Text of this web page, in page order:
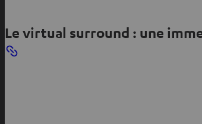
Le virtual surround : une